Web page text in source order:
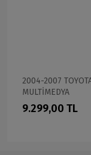
2004-2007
MULTİMEDYA
9.299,00 TL